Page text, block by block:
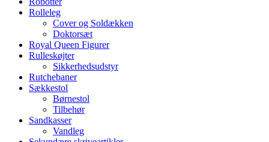
Rolleleg
Cover og Soldækken
Doktorsæt
Royal Queen Figurer
Rulleskøjter
Sikkerhedsudstyr
Rutchebaner
Sækkestol
Børnestol
Tilbehør
Sandkasser
Vandleg